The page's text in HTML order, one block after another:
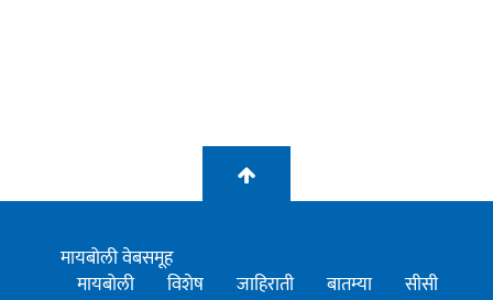
मायबोली वेबसमूह
मायबोली
विशेष जाहिराती बातम्या सीसी